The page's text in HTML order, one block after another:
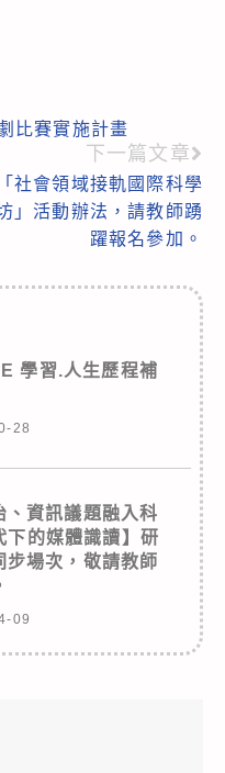
比賽實施計畫
下一篇文章
社會領域接軌國際科學
」活動辦法，請教師踴
躍報名參加。
學習.人生歷程補
28
、資訊議題融入科
下的媒體識讀】研
步場次，敬請教師
09